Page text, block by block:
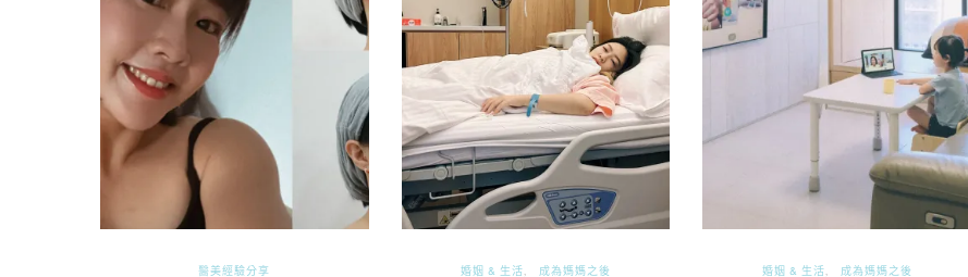
醫美經驗分享 婚姻 & 生活 成為媽媽之後 婚姻 & 生活 成為媽媽之後